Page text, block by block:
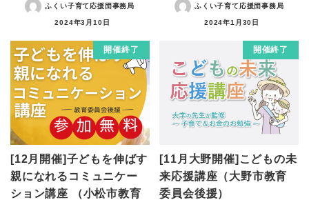
ふくい子育て応援団事務局
2024年3月10日
ふくい子育て応援団事務局
2024年1月30日
開催終了
[12月開催]子どもを伸ばす
親になれるコミュニケー
ション講座 （小松市教育
開催終了
[11月大野開催]こどもの未
来応援講座（大野市教育
委員会後援）